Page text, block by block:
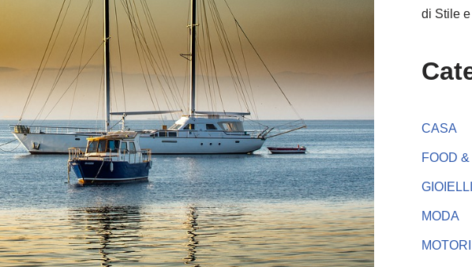
di Stile
CASA
FOOD
GIOIELLI
MODA
MOTORI